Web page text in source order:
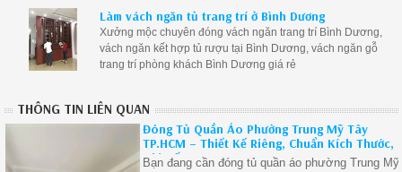
Làm vách ngăn tủ trang trí ở Bình Dương
Xưởng mộc chuyên đóng vách ngăn trang trí Bình Dương,
vách ngăn kết hợp tủ rượu tại Bình Dương, vách ngăn gỗ
trang trí phòng khách Bình Dương giá rẻ
THÔNG TIN LIÊN QUAN
Đóng Tủ Quần Áo Phường Trung Mỹ Tây
TP.HCM – Thiết Kế Riêng, Chuẩn Kích Thước,
Giá Tốt.
Bạn đang cần đóng tủ quần áo phường Trung Mỹ